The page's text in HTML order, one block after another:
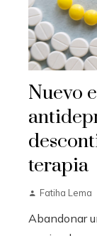
Nuevo
terapia
Fatiha Lema
Abandonar